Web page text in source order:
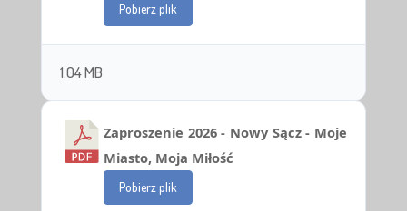
Pobierz plik
1.04 MB
Zaproszenie 2026 - Nowy Sącz - Moje
Miasto, Moja Miłość
Pobierz plik